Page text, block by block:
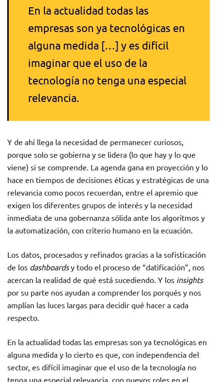
En la actualidad todas las
empresas son ya tecnológicas en
alguna medida […] y es difícil
imaginar que el uso de la
tecnología no tenga una especial
relevancia.
Y de ahí llega la necesidad de permanecer curiosos,
porque solo se gobierna y se lidera (lo que hay y lo que
viene) si se comprende. La agenda gana en proyección y lo
hace en tiempos de decisiones éticas y estratégicas de una
relevancia como pocos recuerdan, entre el apremio que
exigen los diferentes grupos de interés y la necesidad
inmediata de una gobernanza sólida ante los algoritmos y
la automatización, con criterio humano en la ecuación.
Los datos, procesados y refinados gracias a la sofisticación
de los dashboardsy todo el proceso de “datificación”, nos
acercan la realidad de qué está sucediendo. Y los insights
por su parte nos ayudan a comprender los porqués y nos
amplían las luces largas para decidir qué hacer a cada
respecto.
En la actualidad todas las empresas son ya tecnológicas en
alguna medida y lo cierto es que, con independencia del
sector, es difícil imaginar que el uso de la tecnología no
tenga una especial relevancia, con nuevos roles en el